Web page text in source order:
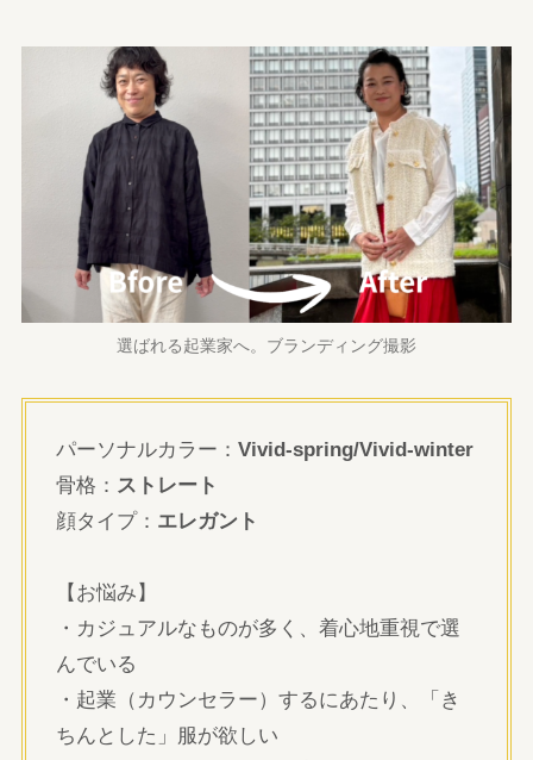
選ばれる起業家へ。ブランディング撮影
パーソナルカラー：Vivid-spring/Vivid-winter
骨格： ストレート
顔タイプ： エレガント
【お悩み】
・カジュアルなものが多く、着心地重視で選
んでいる
・起業（カウンセラー）するにあたり、「き
ちんとした」服が欲しい